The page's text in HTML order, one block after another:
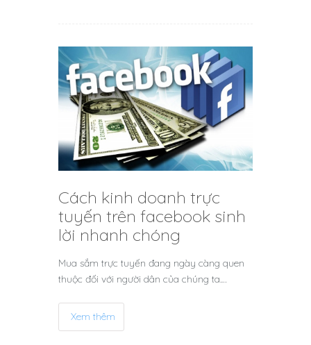
Cách kinh doanh trực
tuyến trên facebook sinh
lời nhanh chóng
Mua sắm trực tuyến đang ngày càng quen
thuộc đối với người dân của chúng ta.…
Xem thêm